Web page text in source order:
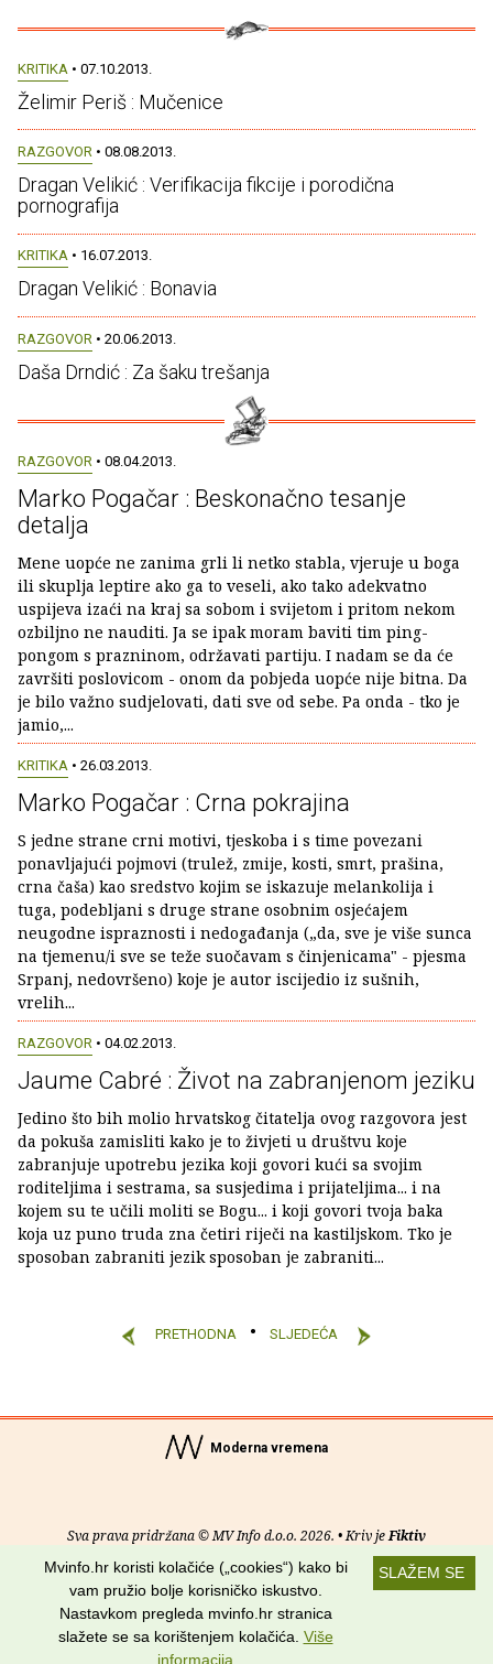
KRITIKA • 07.10.2013.
Želimir Periš : Mučenice
RAZGOVOR • 08.08.2013.
Dragan Velikić : Verifikacija fikcije i porodična
pornografija
KRITIKA • 16.07.2013.
Dragan Velikić : Bonavia
RAZGOVOR • 20.06.2013.
Daša Drndić : Za šaku trešanja
RAZGOVOR • 08.04.2013.
Marko Pogačar : Beskonačno tesanje
detalja
Mene uopće ne zanima grli li netko stabla, vjeruje u boga
ili skuplja leptire ako ga to veseli, ako tako adekvatno
uspijeva izaći na kraj sa sobom i svijetom i pritom nekom
ozbiljno ne nauditi. Ja se ipak moram baviti tim ping-
pongom s prazninom, održavati partiju. I nadam se da će
završiti poslovicom - onom da pobjeda uopće nije bitna. Da
je bilo važno sudjelovati, dati sve od sebe. Pa onda - tko je
jamio,...
KRITIKA • 26.03.2013.
Marko Pogačar : Crna pokrajina
S jedne strane crni motivi, tjeskoba i s time povezani
ponavljajući pojmovi (trulež, zmije, kosti, smrt, prašina,
crna čaša) kao sredstvo kojim se iskazuje melankolija i
tuga, podebljani s druge strane osobnim osjećajem
neugodne ispraznosti i nedogađanja („da, sve je više sunca
na tjemenu/i sve se teže suočavam s činjenicama" - pjesma
Srpanj, nedovršeno) koje je autor iscijedio iz sušnih,
vrelih...
RAZGOVOR • 04.02.2013.
Jaume Cabré : Život na zabranjenom jeziku
Jedino što bih molio hrvatskog čitatelja ovog razgovora jest
da pokuša zamisliti kako je to živjeti u društvu koje
zabranjuje upotrebu jezika koji govori kući sa svojim
roditeljima i sestrama, sa susjedima i prijateljima... i na
kojem su te učili moliti se Bogu... i koji govori tvoja baka
koja uz puno truda zna četiri riječi na kastiljskom. Tko je
sposoban zabraniti jezik sposoban je zabraniti...
PRETHODNA SLJEDEĆA
Moderna vremena
Sva prava pridržana © MV Info d.o.o. 2026. • Kriv jeFiktiv
Uvjeti korištenja RSS kanali
Potraži nas na:
SLAŽEM SE
Mvinfo.hr koristi kolačiće („cookies“) kako bi
vam pružio bolje korisničko iskustvo.
Nastavkom pregleda mvinfo.hr stranica
slažete se sa korištenjem kolačića. Više
informacija